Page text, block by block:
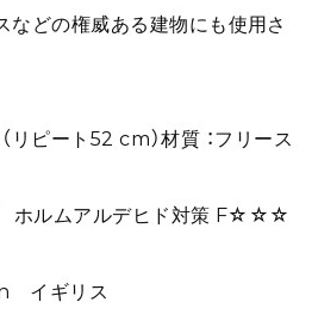
などの権威ある建物にも使用さ
リピート52 cm）材質 ：フリース
ムアルデヒド対策 F☆☆☆
イギリス